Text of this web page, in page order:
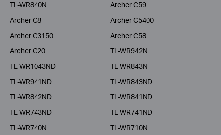
TL-WR840N
Archer C59
Archer C8
Archer C5400
Archer C3150
Archer C58
Archer C20
TL-WR942N
TL-WR1043ND
TL-WR843N
TL-WR941ND
TL-WR843ND
TL-WR842ND
TL-WR841ND
TL-WR743ND
TL-WR741ND
TL-WR740N
TL-WR710N